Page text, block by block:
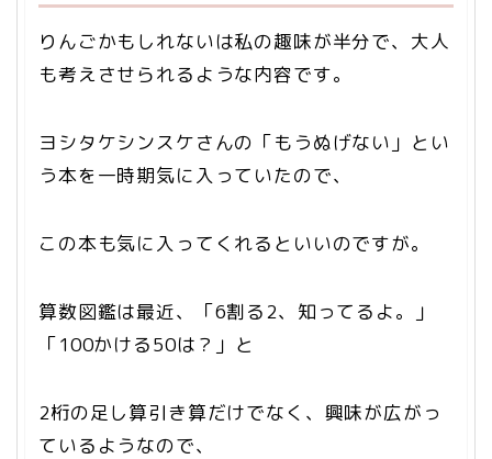
りんごかもしれないは私の趣味が半分で、大人
も考えさせられるような内容です。
ヨシタケシンスケさんの「もうぬげない」とい
う本を一時期気に入っていたので、
この本も気に入ってくれるといいのですが。
算数図鑑は最近、「6割る2、知ってるよ。」
「100かける50は？」と
2桁の足し算引き算だけでなく、興味が広がっ
ているようなので、